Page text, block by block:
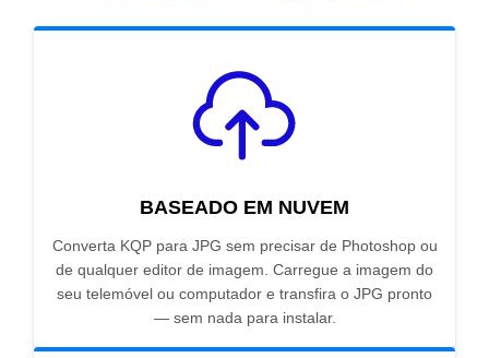
BASEADO EM NUVEM
Converta KQP para JPG sem precisar de Photoshop ou
de qualquer editor de imagem. Carregue a imagem do
seu telemóvel ou computador e transfira o JPG pronto
— sem nada para instalar.